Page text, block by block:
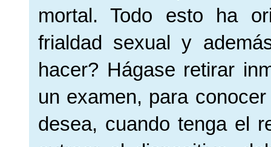
mortal. Todo esto ha
frialdad sexual y
hacer? Hágase retirar
un examen, para
desea, cuando tenga el